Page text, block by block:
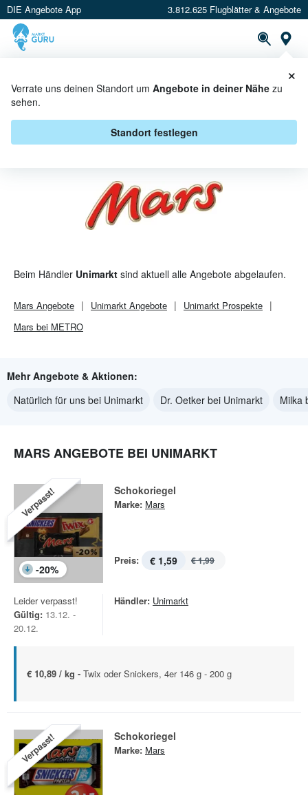
DIE Angebote App 3.812.625 Flugblätter & Angebote
Verrate uns deinen Standort um Angebote in deiner Nähe zu
sehen.
Standort festlegen
×
MARS BEI UNIMARKT -
ANGEBOTE & AKTIONEN
Beim Händler Unimarkt sind aktuell alle Angebote abgelaufen.
Mars Angebote Unimarkt Angebote Unimarkt Prospekte
Mars bei METRO
Mehr Angebote & Aktionen:
Natürlich für uns bei Unimarkt
Dr. Oetker bei Unimarkt Milka
MARS ANGEBOTE BEI UNIMARKT
Verpasst!
-20%
Schokoriegel
Marke: Mars
Preis: € 1,59 € 1,99
Leider verpasst!
Gültig: 13.12. -
20.12.
Händler: Unimarkt
€ 10,89 / kg - Twix oder Snickers, 4er 146 g - 200 g
Verpasst! Schokoriegel
Marke: Mars